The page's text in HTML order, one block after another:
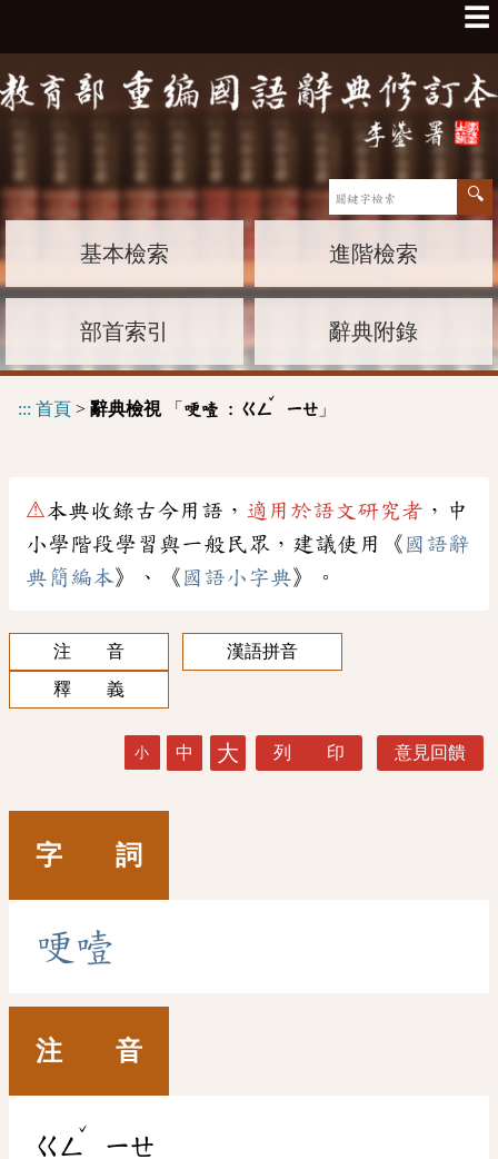
☰
基本檢索 進階檢索
部首索引 辭典附錄
::: 首頁 > 辭典檢視「 哽噎 : ㄍㄥ
ˇ
ㄧㄝ」
⚠本典收錄古今用語， 適用於語文研究者 ，中
小學階段學習與一般民眾，建議使用《 國語辭
典簡編本》、《 國語小字典》。
注 音
漢語拼音
釋 義
小 中 大 列 印 意見回饋
字 詞
哽噎
注 音
ㄍㄥ
ˇ
ㄧㄝ